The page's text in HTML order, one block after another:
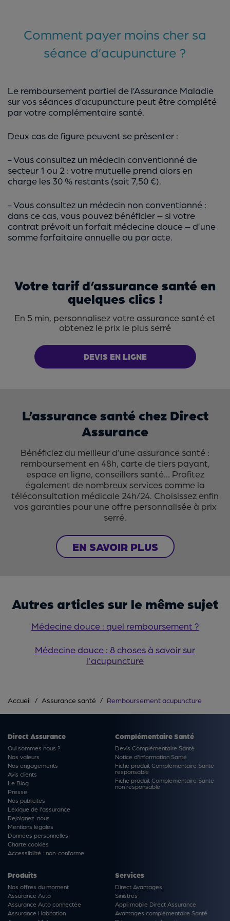
Comment payer moins cher sa
séance d’acupuncture ?
Le remboursement partiel de l’Assurance Maladie
sur vos séances d’acupuncture peut être complété
par votre complémentaire santé.
Deux cas de figure peuvent se présenter :
- Vous consultez un médecin conventionné de
secteur 1 ou 2 : votre mutuelle prend alors en
charge les 30 % restants (soit 7,50 €).
- Vous consultez un médecin non conventionné :
dans ce cas, vous pouvez bénéficier – si votre
contrat prévoit un forfait médecine douce – d’une
somme forfaitaire annuelle ou par acte.
Votre tarif d’assurance santé en
quelques clics !
En 5 min, personnalisez votre assurance santé et
obtenez le prix le plus serré
DEVIS EN LIGNE
L’assurance santé chez Direct
Assurance
Bénéficiez du meilleur d’une assurance santé :
remboursement en 48h, carte de tiers payant,
espace en ligne, conseillers santé… Profitez
également de nombreux services comme la
téléconsultation médicale 24h/24. Choisissez enfin
vos garanties pour une offre personnalisée à prix
serré.
EN SAVOIR PLUS
Autres articles sur le même sujet
Médecine douce : quel remboursement ?
Médecine douce : 8 choses à savoir sur
l'acupuncture
Accueil Assurance santé Remboursement acupuncture
Direct Assurance
Qui sommes nous ?
Nos valeurs
Nos engagements
Avis clients
Le Blog
Presse
Nos publicités
Lexique de l'assurance
Rejoignez-nous
Mentions légales
Données personnelles
Charte cookies
Accessibilité : non-conforme
Complémentaire Santé
Devis Complémentaire Santé
Notice d'information Santé
Fiche produit Complémentaire Santé
responsable
Fiche produit Complémentaire Santé
non responsable
Produits
Nos offres du moment
Assurance Auto
Assurance Auto connectée
Assurance Habitation
Services
Direct Avantages
Sinistres
Appli mobile Direct Assurance
Avantages complémentaire Santé